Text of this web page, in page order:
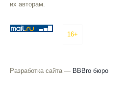
их авторам.
16+
Разработка сайта — BBBro бюро